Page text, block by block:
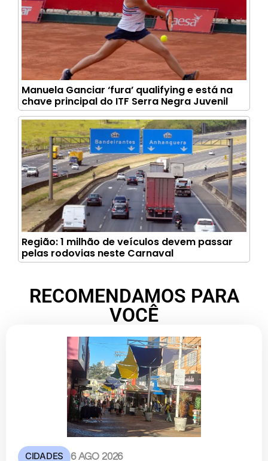
Manuela Ganciar ‘fura’ qualifying e está na
chave principal do ITF Serra Negra Juvenil
Região: 1 milhão de veículos devem passar
pelas rodovias neste Carnaval
RECOMENDAMOS PARA
VOCÊ
CIDADES 6 AGO 2026